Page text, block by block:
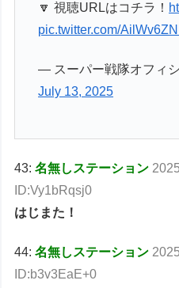
🔽 視聴URLはコチラ！
pic.twitter.com/
— スーパー戦隊オフィ
July 13, 2025
43:名無しステーション
ID:Vy1bRqsj0
はじまた！
44:名無しステーション
ID:b3v3EaE+0